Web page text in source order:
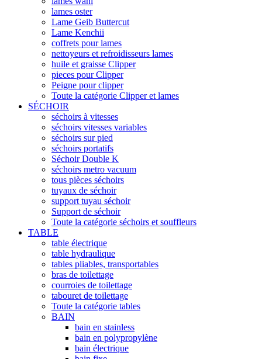
lames oster
Lame Geib Buttercut
Lame Kenchii
coffrets pour lames
nettoyeurs et refroidisseurs lames
huile et graisse Clipper
pieces pour Clipper
Peigne pour clipper
Toute la catégorie Clipper et lames
SÉCHOIR
séchoirs à vitesses
séchoirs vitesses variables
séchoirs sur pied
séchoirs portatifs
Séchoir Double K
séchoirs metro vacuum
tous pièces séchoirs
tuyaux de séchoir
support tuyau séchoir
Support de séchoir
Toute la catégorie séchoirs et souffleurs
TABLE
table électrique
table hydraulique
tables pliables, transportables
bras de toilettage
courroies de toilettage
tabouret de toilettage
Toute la catégorie tables
BAIN
bain en stainless
bain en polypropylène
bain électrique